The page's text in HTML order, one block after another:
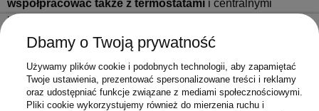
współpracować także z termostatami i centralnymi
listwami sterującymi. Nasza szeroka oferta obejmuje
ogrzewanie, w tymogrzewanie podłogowe wodne
pompy, a także wyposażenie łazienek . Zapraszamy!
Dbamy o Twoją prywatność
Używamy plików cookie i podobnych technologii, aby zapamiętać
Twoje ustawienia, prezentować spersonalizowane treści i reklamy
oraz udostępniać funkcje związane z mediami społecznościowymi.
Pliki cookie wykorzystujemy również do mierzenia ruchu i